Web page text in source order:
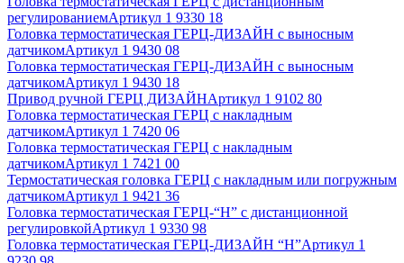
регулированиемАртикул 1 9330 18
Головка термостатическая ГЕРЦ-ДИЗАЙН с выносным
датчикомАртикул 1 9430 08
Головка термостатическая ГЕРЦ-ДИЗАЙН с выносным
датчикомАртикул 1 9430 18
Привод ручной ГЕРЦ ДИЗАЙНАртикул 1 9102 80
Головка термостатическая ГЕРЦ с накладным
датчикомАртикул 1 7420 06
Головка термостатическая ГЕРЦ с накладным
датчикомАртикул 1 7421 00
Термостатическая головка ГЕРЦ с накладным или погружным
датчикомАртикул 1 9421 36
Головка термостатическая ГЕРЦ-“Н” с дистанционной
регулировкойАртикул 1 9330 98
Головка термостатическая ГЕРЦ-ДИЗАЙН “Н”Артикул 1